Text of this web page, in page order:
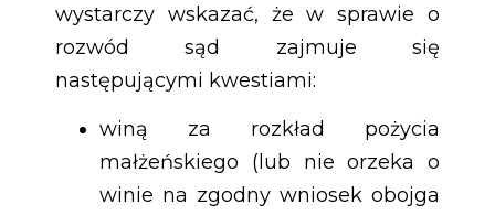
wystarczy wskazać, że w sprawie o
rozwód sąd zajmuje się
następującymi kwestiami:
winą za rozkład pożycia
małżeńskiego (lub nie orzeka o
winie na zgodny wniosek obojga